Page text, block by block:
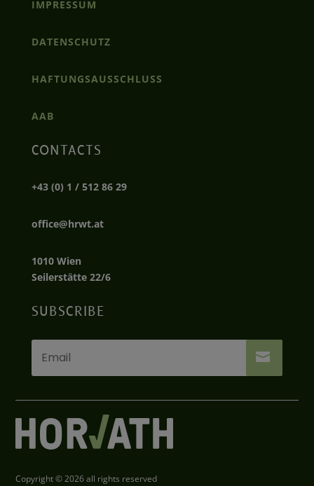
IMPRESSUM
DATENSCHUTZ
HAFTUNGSAUSSCHLUSS
AAB
CONTACTS
+43 (0) 1 / 512 86 29
office@hrwt.at
1010 Wien
Seilerstätte 22/6
SUBSCRIBE
Copyright © 2026 all rights reserved